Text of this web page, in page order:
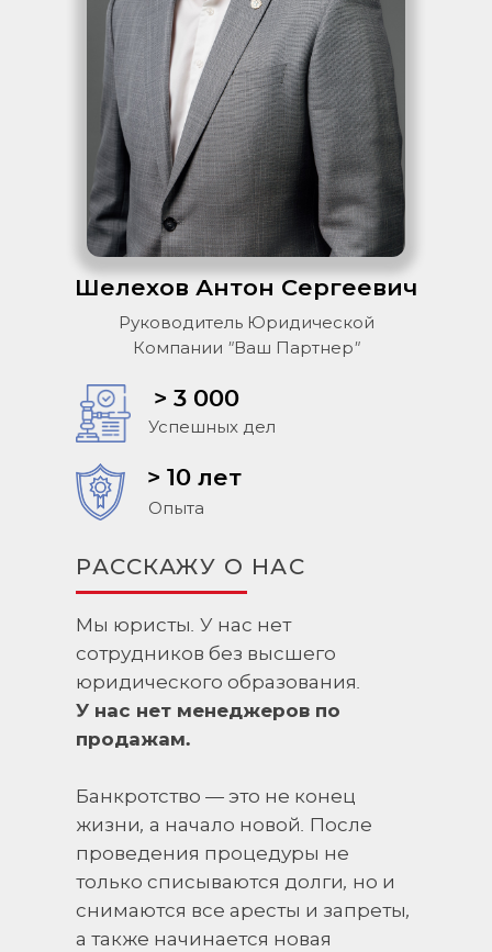
> 3 000
Успешных дел
Мы юристы. У нас нет
сотрудников без высшего
юридического образования.
У нас нет менеджеров по
продажам.
Банкротство — это не конец
жизни, а начало новой. После
проведения процедуры не
только списываются долги, но и
снимаются все аресты и запреты,
а также начинается новая
РАССКАЖУ О НАС
Шелехов Антон Сергеевич
Руководитель Юридической
Компании "Ваш Партнер"
Опыта
> 10 лет